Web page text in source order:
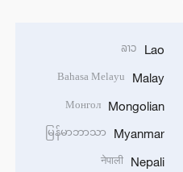
Lao
ລາວ
Malay
Bahasa Melayu
Mongolian
Монгол
Myanmar
မြန်မာဘာသာ
Nepali
नेपाली